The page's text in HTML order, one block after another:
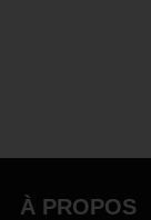
À PROPOS